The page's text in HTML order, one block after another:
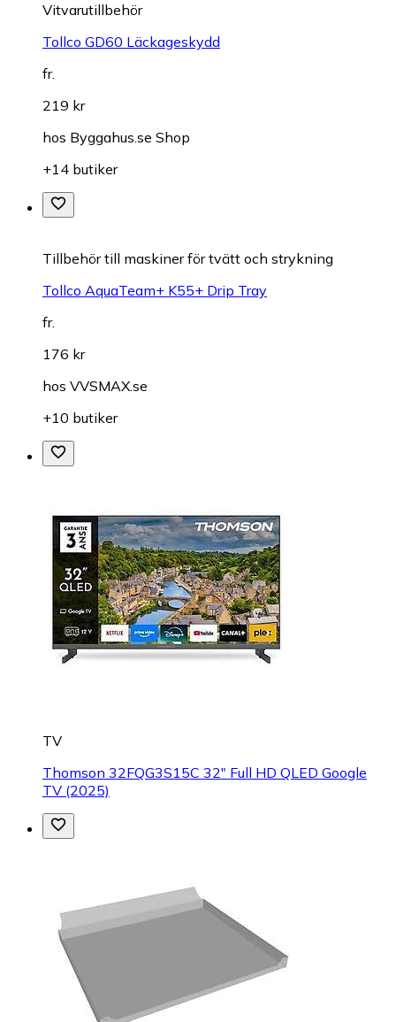
Vitvarutillbehör
Tollco GD60 Läckageskydd
fr.
219 kr
hos Byggahus.se Shop
+14 butiker
Tillbehör till maskiner för tvätt och strykning
Tollco AquaTeam+ K55+ Drip Tray
fr.
176 kr
hos VVSMAX.se
+10 butiker
TV
Thomson 32FQG3S15C 32" Full HD QLED Google
TV (2025)